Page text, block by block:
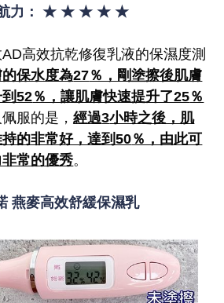
力：
★ ★ ★ ★ ★
高效抗乾修復乳液的保濕度測
保水度為27％，剛塗擦後肌膚
52％，讓肌膚快速提升了25％
服的是，經過3小時之後，肌
的非常好，達到50％，由此可
常的優秀。
燕麥高效舒緩保濕乳